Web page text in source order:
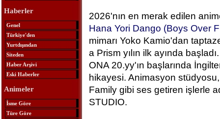
Haberler
Genel
Türkiye'den
Yurtdışından
Siteden
Haber Arşivi
Eski Haberler
Animeler
İsme Göre
Türe Göre
2026'nın en merak edilen
Hana Yori Dango (Boys Over
mimarı Yoko Kamio'dan
a Prism yılın ilk ayında
ONA 20.yy'ın başlarında
hikayesi. Animasyon
Family gibi ses getiren işlerle
STUDIO.